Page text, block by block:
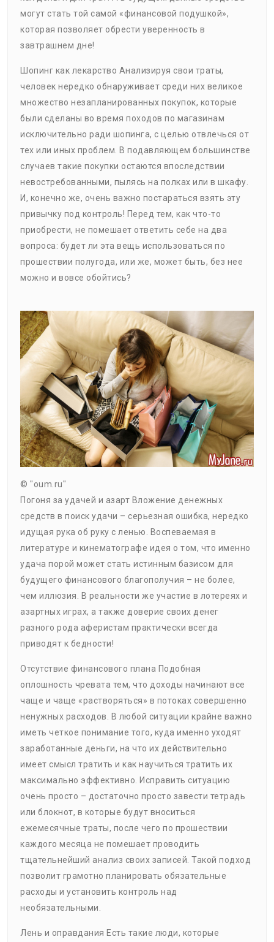
могут стать той самой «финансовой подушкой»,
которая позволяет обрести уверенность в
завтрашнем дне!
Шопинг как лекарство Анализируя свои траты,
человек нередко обнаруживает среди них великое
множество незапланированных покупок, которые
были сделаны во время походов по магазинам
исключительно ради шопинга, с целью отвлечься от
тех или иных проблем. В подавляющем большинстве
случаев такие покупки остаются впоследствии
невостребованными, пылясь на полках или в шкафу.
И, конечно же, очень важно постараться взять эту
привычку под контроль! Перед тем, как что-то
приобрести, не помешает ответить себе на два
вопроса: будет ли эта вещь использоваться по
прошествии полугода, или же, может быть, без нее
можно и вовсе обойтись?
© "oum.ru"
Погоня за удачей и азарт Вложение денежных
средств в поиск удачи – серьезная ошибка, нередко
идущая рука об руку с ленью. Воспеваемая в
литературе и кинематографе идея о том, что именно
удача порой может стать истинным базисом для
будущего финансового благополучия – не более,
чем иллюзия. В реальности же участие в лотереях и
азартных играх, а также доверие своих денег
разного рода аферистам практически всегда
приводят к бедности!
Отсутствие финансового плана Подобная
оплошность чревата тем, что доходы начинают все
чаще и чаще «растворяться» в потоках совершенно
ненужных расходов. В любой ситуации крайне важно
иметь четкое понимание того, куда именно уходят
заработанные деньги, на что их действительно
имеет смысл тратить и как научиться тратить их
максимально эффективно. Исправить ситуацию
очень просто – достаточно просто завести тетрадь
или блокнот, в которые будут вноситься
ежемесячные траты, после чего по прошествии
каждого месяца не помешает проводить
тщательнейший анализ своих записей. Такой подход
позволит грамотно планировать обязательные
расходы и установить контроль над
необязательными.
Лень и оправдания Есть такие люди, которые